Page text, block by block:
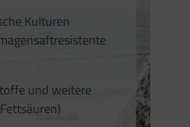
Kulturen
und weitere
4